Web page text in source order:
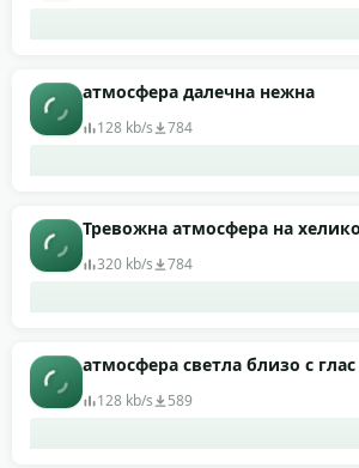
атмосфера далечна нежна
128 kb/s 784
Тревожна атмосфера на
320 kb/s 784
атмосфера светла близо с глас
128 kb/s 589